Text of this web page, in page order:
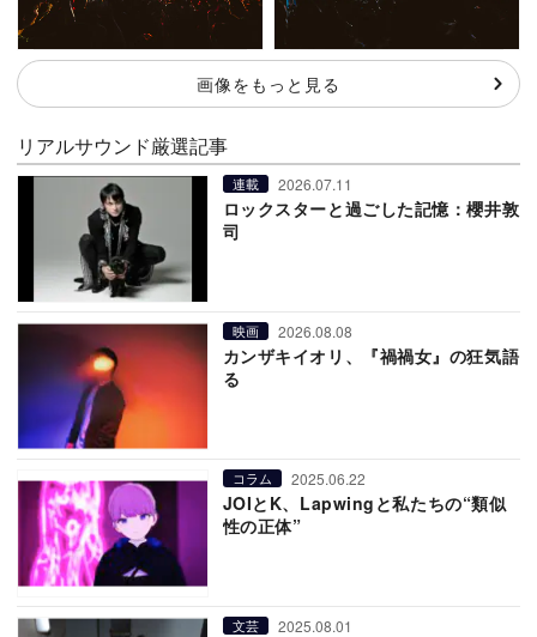
画像をもっと見る
リアルサウンド厳選記事
連載 2026.07.11
ロックスターと過ごした記憶：櫻井敦
司
映画 2026.08.08
カンザキイオリ、『禍禍女』の狂気語
る
コラム 2025.06.22
JOIとK、Lapwingと私たちの“類似
性の正体”
文芸 2025.08.01